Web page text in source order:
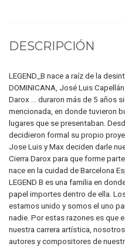
DESCRIPCIÓN
LEGEND_B nace a raíz de la
DOMINICANA, José Luis
Darox ... duraron más de 5 años
mencionada, en donde tuvieron
lugares que se presentaban.
decidieron formal su propio
Jose Luis y Max deciden darle
Cierra Darox para que forme
nace en la cuidad de Barcelona
LEGEND B es una familia en
papel importes dentro de ella.
estamos unido y somos el uno
nadie. Por estas razones es que
nuestra carrera artística,
autores y compositores de